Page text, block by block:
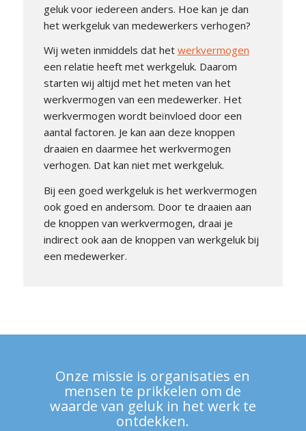
geluk voor iedereen anders. Hoe kan je dan
het werkgeluk van medewerkers verhogen?
Wij weten inmiddels dat het werkvermogen
een relatie heeft met werkgeluk. Daarom
starten wij altijd met het meten van het
werkvermogen van een medewerker. Het
werkvermogen wordt beïnvloed door een
aantal factoren. Je kan aan deze knoppen
draaien en daarmee het werkvermogen
verhogen. Dat kan niet met werkgeluk.
Bij een goed werkgeluk is het werkvermogen
ook goed en andersom. Door te draaien aan
de knoppen van werkvermogen, draai je
indirect ook aan de knoppen van werkgeluk bij
een medewerker.
Onze missie is organisaties en
mensen te prikkelen om de
waarde van geluk in het werk te
ontdekken.